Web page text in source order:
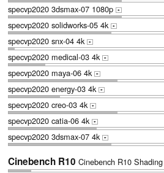
specvp2020 3dsmax-07 1080p +
specvp2020 solidworks-05 4k +
specvp2020 snx-04 4k +
specvp2020 medical-03 4k +
specvp2020 maya-06 4k +
specvp2020 energy-03 4k +
specvp2020 creo-03 4k +
specvp2020 catia-06 4k +
specvp2020 3dsmax-07 4k +
Cinebench R10 Cinebench R10